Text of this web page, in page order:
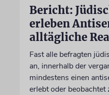
Bericht:
erleben
alltägliche
Fast alle befragten
an, innerhalb der
mindestens einen
erlebt oder beobachtet